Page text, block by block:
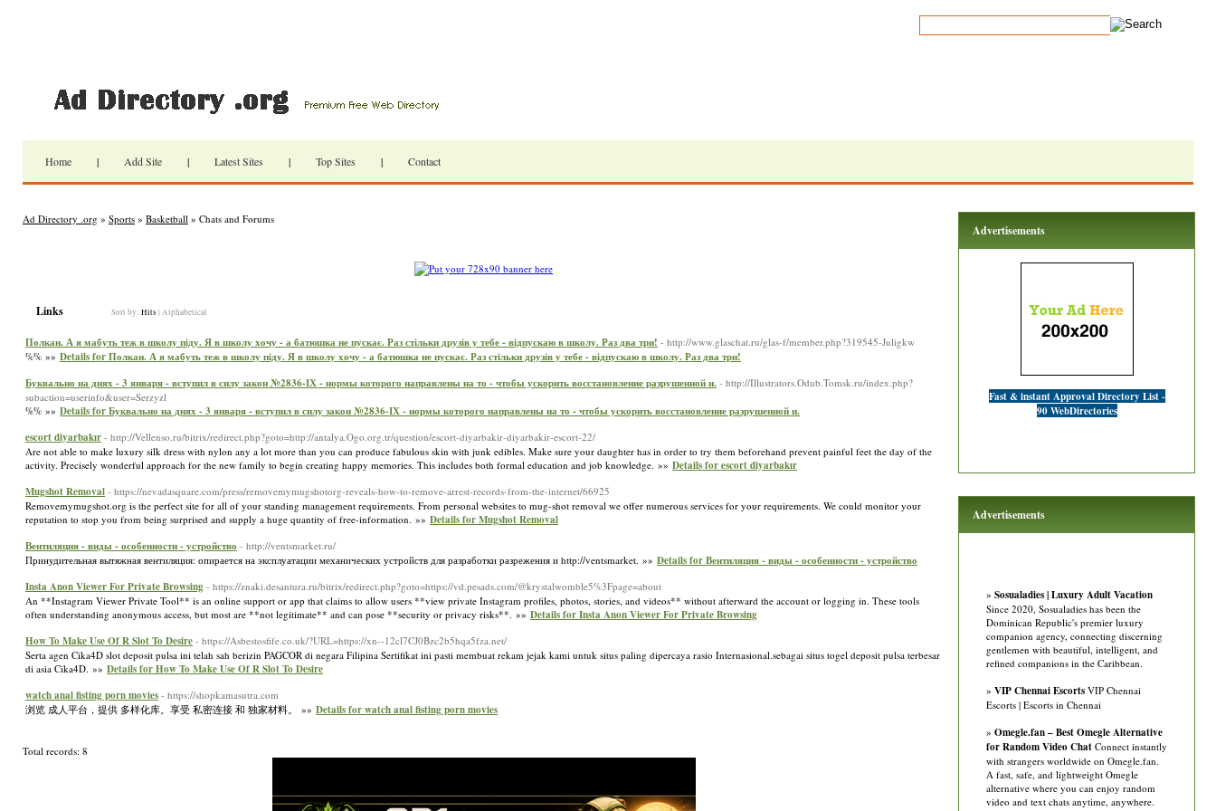
Home | Add Site | Latest Sites | Top Sites | Contact
Ad Directory .org » Sports » Basketball » Chats and Forums
Links Sort by: Hits | Alphabetical
Полкан. А я мабуть теж в школу піду. Я в школу хочу - а батюшка не пускає. Раз стільки друзів у тебе - відпускаю в школу. Раз два три! - http://www.glaschat.ru/glas-f/member.php?319545-Juligkw
%% »» Details for Полкан. А я мабуть теж в школу піду. Я в школу хочу - а батюшка не пускає. Раз стільки друзів у тебе - відпускаю в школу. Раз два три!
Буквально на днях - 3 января - вступил в силу закон №2836-ІХ - нормы которого направлены на то - чтобы ускорить восстановление разрушенной и. - http://Illustrators.Odub.Tomsk.ru/index.php?
subaction=userinfo&user=Serzyzl
%% »» Details for Буквально на днях - 3 января - вступил в силу закон №2836-ІХ - нормы которого направлены на то - чтобы ускорить восстановление разрушенной и.
escort diyarbakır - http://Vellenso.ru/bitrix/redirect.php?goto=http://antalya.Ogo.org.tr/question/escort-diyarbakir-diyarbakir-escort-22/
Are not able to make luxury silk dress with nylon any a lot more than you can produce fabulous skin with junk edibles. Make sure your daughter has in order to try them beforehand prevent painful feet the day of the
activity. Precisely wonderful approach for the new family to begin creating happy memories. This includes both formal education and job knowledge. »» Details for escort diyarbakır
Mugshot Removal - https://nevadasquare.com/press/removemymugshotorg-reveals-how-to-remove-arrest-records-from-the-internet/66925
Removemymugshot.org is the perfect site for all of your standing management requirements. From personal websites to mug-shot removal we offer numerous services for your requirements. We could monitor your
reputation to stop you from being surprised and supply a huge quantity of free-information. »» Details for Mugshot Removal
Вентиляция - виды - особенности - устройство - http://ventsmarket.ru/
Принудительная вытяжная вентиляция: опирается на эксплуатации механических устройств для разработки разрежения и http://ventsmarket. »» Details for Вентиляция - виды - особенности - устройство
Insta Anon Viewer For Private Browsing - https://znaki.desantura.ru/bitrix/redirect.php?goto=https://vd.pesads.com/@krystalwomble5%3Fpage=about
An **Instagram Viewer Private Tool** is an online support or app that claims to allow users **view private Instagram profiles, photos, stories, and videos** without afterward the account or logging in. These tools
often understanding anonymous access, but most are **not legitimate** and can pose **security or privacy risks**. »» Details for Insta Anon Viewer For Private Browsing
How To Make Use Of R Slot To Desire - https://Asbestosfife.co.uk/?URL=https://xn--12cl7CJ0Bzc2b5hqa5fza.net/
Serta agen Cika4D slot deposit pulsa ini telah sah berizin PAGCOR di negara Filipina Sertifikat ini pasti membuat rekam jejak kami untuk situs paling dipercaya rasio Internasional.sebagai situs togel deposit pulsa terbesar
di asia Cika4D. »» Details for How To Make Use Of R Slot To Desire
watch anal fisting porn movies - https://shopkamasutra.com
浏览 成人平台，提供 多样化库。享受 私密连接 和 独家材料。 »» Details for watch anal fisting porn movies
Total records: 8
Advertisements
Fast & instant Approval Directory List -
90 WebDirectories
Advertisements
» Sosualadies | Luxury Adult Vacation
Since 2020, Sosualadies has been the
Dominican Republic's premier luxury
companion agency, connecting discerning
gentlemen with beautiful, intelligent, and
refined companions in the Caribbean.
» VIP Chennai Escorts VIP Chennai
Escorts | Escorts in Chennai
» Omegle.fan – Best Omegle Alternative
for Random Video Chat Connect instantly
with strangers worldwide on Omegle.fan.
A fast, safe, and lightweight Omegle
alternative where you can enjoy random
video and text chats anytime, anywhere.